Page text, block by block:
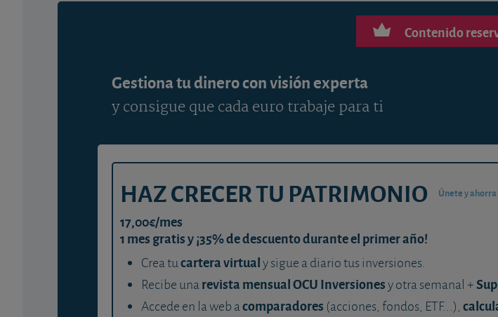
Contenido
Gestiona tu dinero con visión experta
y consigue que cada euro trabaje para ti
HAZ CRECER TU PATRIMONIO Únete y ahorra
17,00€/mes
1 mes gratis y ¡35% de descuento durante el primer año!
Crea tucartera virtualy sigue a diario tus inversiones.
Recibe unarevista mensual OCU Inversionesy otra semanal +
Accede en la web acomparadores (acciones, fondos, ETF...),